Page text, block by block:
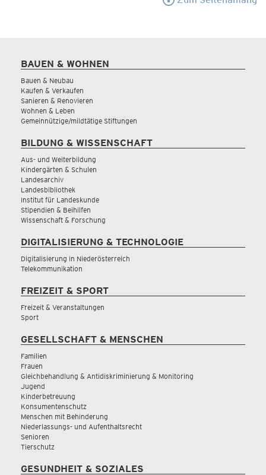
BAUEN & WOHNEN
Bauen & Neubau
Kaufen & Verkaufen
Sanieren & Renovieren
Wohnen & Leben
Gemeinnützige/mildtätige Stiftungen
BILDUNG & WISSENSCHAFT
Aus- und Weiterbildung
Kindergärten & Schulen
Landesarchiv
Landesbibliothek
Institut für Landeskunde
Stipendien & Beihilfen
Wissenschaft & Forschung
DIGITALISIERUNG & TECHNOLOGIE
Digitalisierung in Niederösterreich
Telekommunikation
FREIZEIT & SPORT
Freizeit & Veranstaltungen
Sport
GESELLSCHAFT & MENSCHEN
Familien
Frauen
Gleichbehandlung & Antidiskriminierung & Monitoring
Jugend
Kinderbetreuung
Konsumentenschutz
Menschen mit Behinderung
Niederlassungs- und Aufenthaltsrecht
Senioren
Tierschutz
GESUNDHEIT & SOZIALES